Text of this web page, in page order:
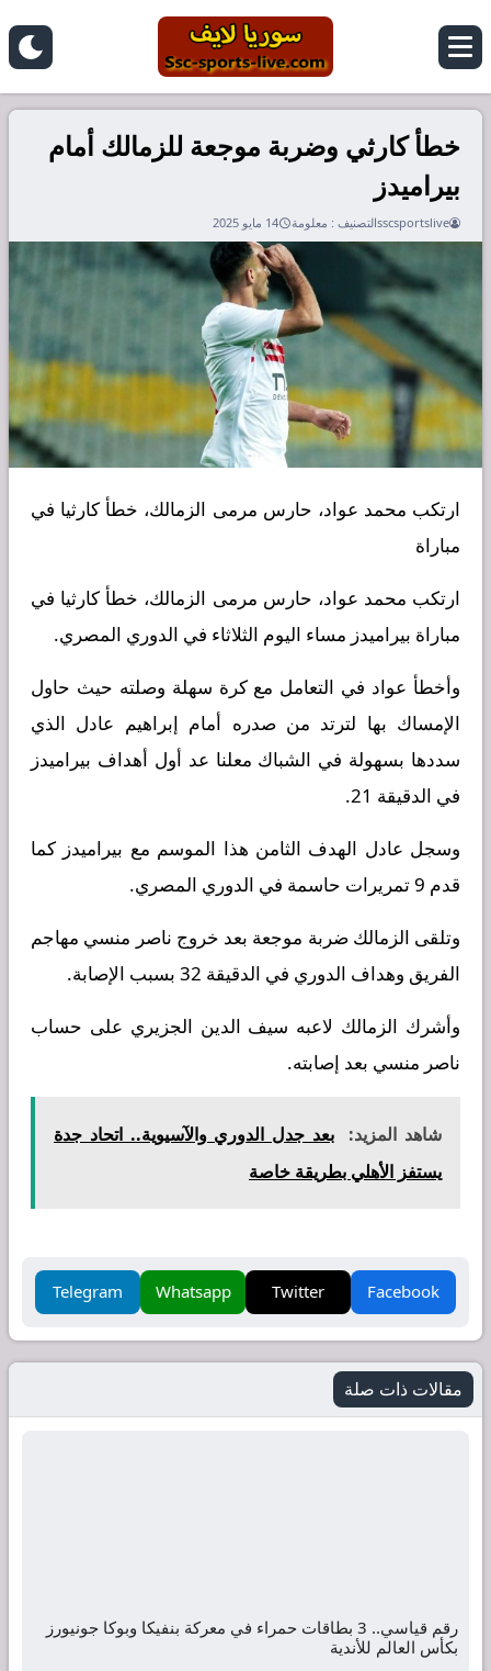
خطأ كارثي وضربة موجعة للزمالك أمام
بيراميدز
sscsportsliveالتصنيف : معلومة 14 مايو 2025
ارتكب محمد عواد، حارس مرمى الزمالك، خطأ كارثيا في
مباراة
ارتكب محمد عواد، حارس مرمى الزمالك، خطأ كارثيا في
مباراة بيراميدز مساء اليوم الثلاثاء في الدوري المصري.
وأخطأ عواد في التعامل مع كرة سهلة وصلته حيث حاول
الإمساك بها لترتد من صدره أمام إبراهيم عادل الذي
سددها بسهولة في الشباك معلنا عد أول أهداف بيراميدز
في الدقيقة 21.
وسجل عادل الهدف الثامن هذا الموسم مع بيراميدز كما
قدم 9 تمريرات حاسمة في الدوري المصري.
وتلقى الزمالك ضربة موجعة بعد خروج ناصر منسي مهاجم
الفريق وهداف الدوري في الدقيقة 32 بسبب الإصابة.
وأشرك الزمالك لاعبه سيف الدين الجزيري على حساب
ناصر منسي بعد إصابته.
شاهد المزيد:
بعد جدل الدوري والآسيوية.. اتحاد جدة
يستفز الأهلي بطريقة خاصة
Facebook
Twitter
Whatsapp
Telegram
مقالات ذات صلة
رقم قياسي.. 3 بطاقات حمراء في معركة بنفيكا وبوكا جونيورز
بكأس العالم للأندية